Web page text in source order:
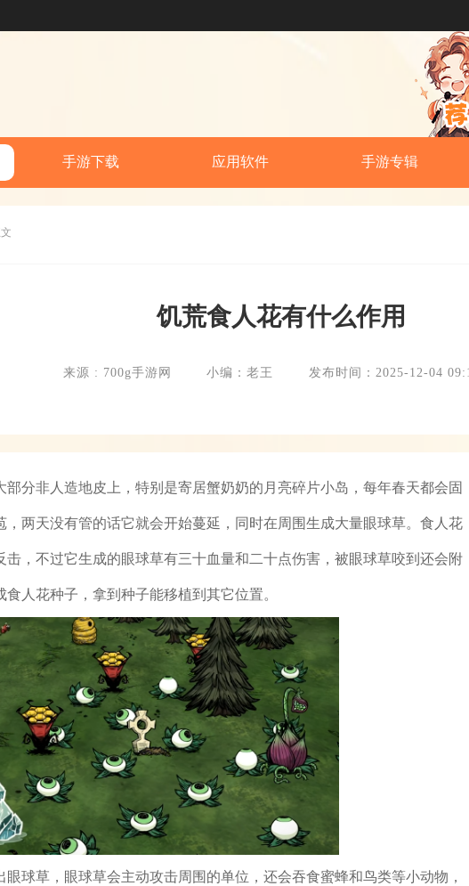
手游下载 应用软件 手游专辑
饥荒食人花有什么作用
来源 : 700g手游网 小编：老王 发布时间：2025-12-04
分非人造地皮上，特别是寄居蟹奶奶的月亮碎片小岛，每年春天都会固
两天没有管的话它就会开始蔓延，同时在周围生成大量眼球草。食人花
，不过它生成的眼球草有三十血量和二十点伤害，被眼球草咬到还会附
人花种子，拿到种子能移植到其它位置。
球草，眼球草会主动攻击周围的单位，还会吞食蜜蜂和鸟类等小动物，